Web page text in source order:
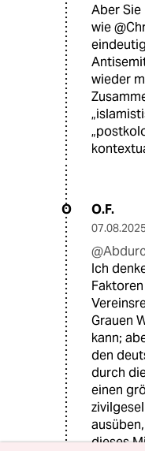
Aber
wie
wieder
O O.F.
07.08.2025
Ich
Grauen
kann;
den
durch
einen
dieses